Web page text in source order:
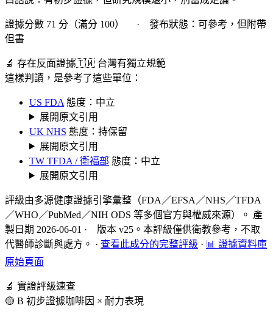
證據分數 71 分（滿分 100） · 發布狀態：可參考，但附帶
但書
🔬 存在反面證據🇹🇼 台灣有獨立規範
這樣判讀，是參考了這些單位：
US FDA 態度：中立
展開原文引用
UK NHS 態度：持保留
展開原文引用
TW TFDA / 衛福部 態度：中立
展開原文引用
評級由多源健康證據引擎彙整（FDA／EFSA／NHS／TFDA
／WHO／PubMed／NIH ODS 等多個官方與權威來源）。 產
製日期 2026-06-01 · 版本 v25。本評級僅供衛教參考，不取
代醫師診斷與處方。 · 查看此成分的完整評級 · 📊 證據資料庫
原始頁面
🔬 實證評級速查
🟡 B 初步證據咖啡因 × 耐力表現